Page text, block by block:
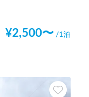
¥2,500〜 /1泊